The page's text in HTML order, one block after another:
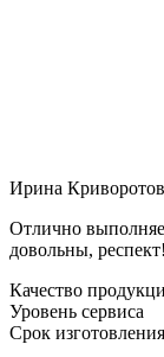
Ирина
Отлично
довольны,
Качество
Уровень сервиса
Срок изготовления